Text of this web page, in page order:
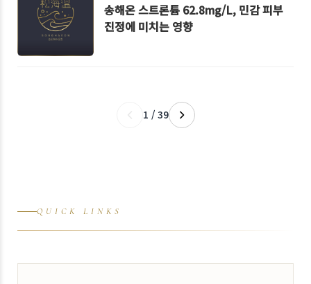
송해온 스트론튬 62.8mg/L, 민감 피부
진정에 미치는 영향
1 / 39
QUICK LINKS